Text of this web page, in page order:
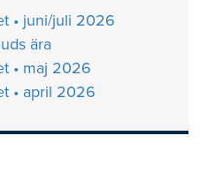
• juni/juli 2026
ära
• maj 2026
• april 2026